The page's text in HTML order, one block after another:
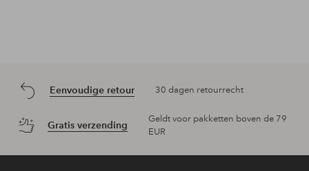
Eenvoudige retour 30 dagen retourrecht
Gratis verzending
Geldt voor pakketten boven de 79
EUR